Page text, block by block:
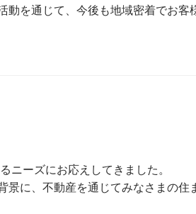
を通じて、今後も地域密着でお客
ニーズにお応えしてきました。
に、不動産を通じてみなさまの住